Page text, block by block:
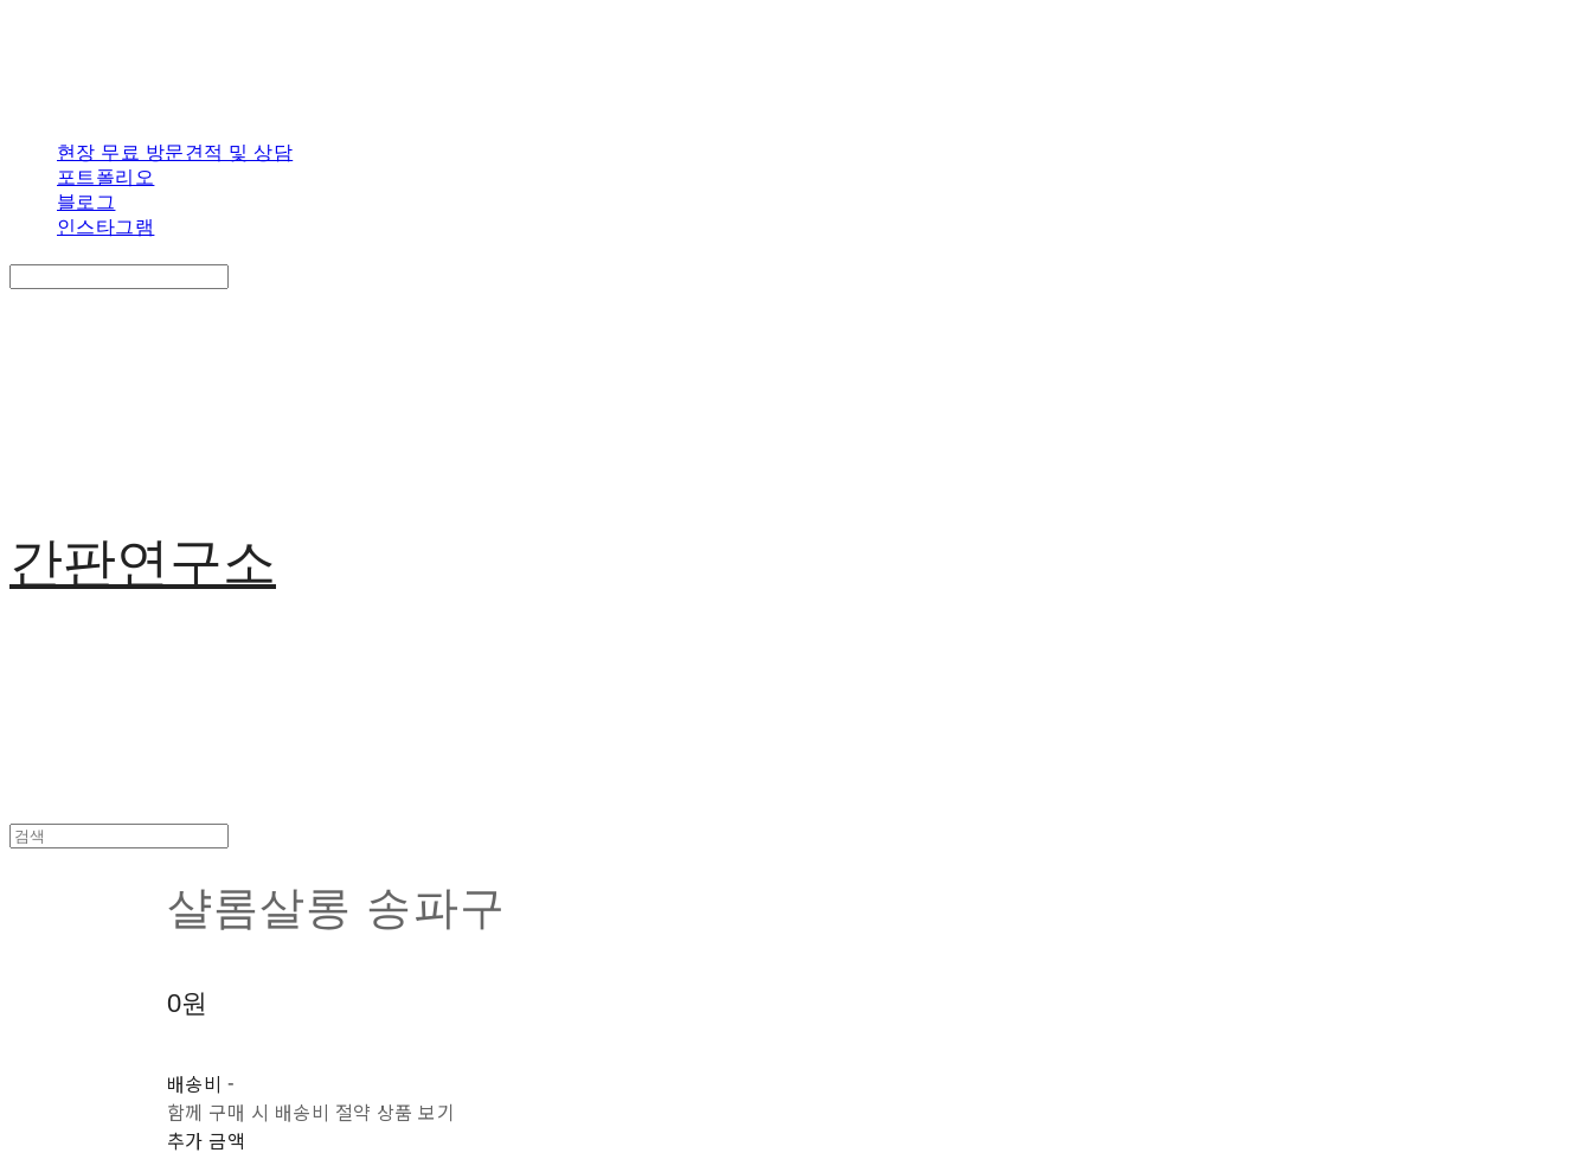
현장 무료 방문견적 및 상담
포트폴리오
블로그
인스타그램
간판연구소
샬롬살롱 송파구
0원
배송비 -
함께 구매 시 배송비 절약 상품 보기
추가 금액